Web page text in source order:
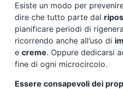
Esiste un modo per
dire che tutto parte dal
pianificare periodi di
ricorrendo anche all’uso di
e creme. Oppure dedicarsi
fine di ogni microcircolo.
Essere consapevoli dei